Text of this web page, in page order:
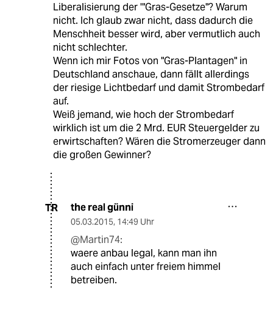
Liberalisierung der '"Gras-Gesetze"? Warum
nicht. Ich glaub zwar nicht, dass dadurch die
Menschheit besser wird, aber vermutlich auch
nicht schlechter.
Wenn ich mir Fotos von "Gras-Plantagen" in
Deutschland anschaue, dann fällt allerdings
der riesige Lichtbedarf und damit Strombedarf
auf.
Weiß jemand, wie hoch der Strombedarf
wirklich ist um die 2 Mrd. EUR Steuergelder zu
erwirtschaften? Wären die Stromerzeuger dann
die großen Gewinner?
TR the real günni
05.03.2015, 14:49 Uhr
@Martin74:
waere anbau legal, kann man ihn
auch einfach unter freiem himmel
betreiben.